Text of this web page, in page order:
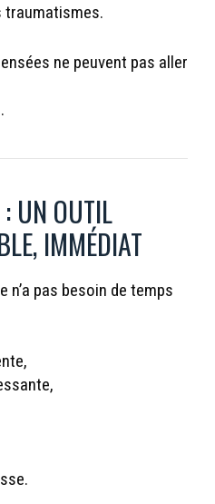
traumatismes.
ne peuvent pas aller
UN OUTIL
IMMÉDIAT
pas besoin de temps